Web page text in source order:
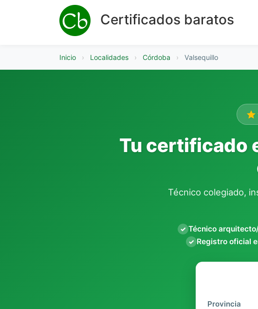
Certificados baratos
Inicio › Localidades › Córdoba › Valsequillo
Tu certificado
Técnico colegiado,
✓ Técnico
✓ Registro oficial
Provincia